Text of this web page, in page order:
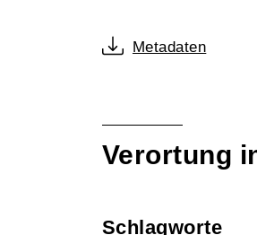
Metadaten
Verortung
Schlagworte